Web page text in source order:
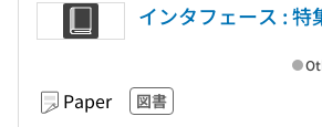
インタフェース : 特
Paper 図書